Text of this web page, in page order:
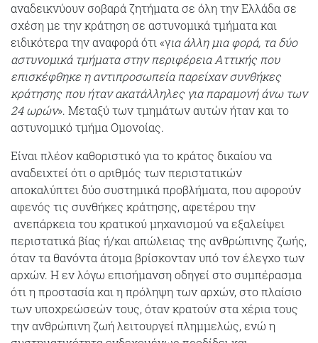
αναδεικνύουν σοβαρά ζητήματα σε όλη την Ελλάδα σε
σχέση με την κράτηση σε αστυνομικά τμήματα και
ειδικότερα την αναφορά ότι «για άλλη μια φορά, τα δύο
αστυνομικά τμήματα στην περιφέρεια Αττικής που
επισκέφθηκε η αντιπροσωπεία παρείχαν συνθήκες
κράτησης που ήταν ακατάλληλες για παραμονή άνω των
24 ωρών». Μεταξύ των τμημάτων αυτών ήταν και το
αστυνομικό τμήμα Ομονοίας.
Είναι πλέον καθοριστικό για το κράτος δικαίου να
αναδειχτεί ότι ο αριθμός των περιστατικών
αποκαλύπτει δύο συστημικά προβλήματα, που αφορούν
αφενός τις συνθήκες κράτησης, αφετέρου την
ανεπάρκεια του κρατικού μηχανισμού να εξαλείψει
περιστατικά βίας ή/και απώλειας της ανθρώπινης ζωής,
όταν τα θανόντα άτομα βρίσκονταν υπό τον έλεγχο των
αρχών. Η εν λόγω επισήμανση οδηγεί στο συμπέρασμα
ότι η προστασία και η πρόληψη των αρχών, στο πλαίσιο
των υποχρεώσεών τους, όταν κρατούν στα χέρια τους
την ανθρώπινη ζωή λειτουργεί πλημμελώς, ενώ η